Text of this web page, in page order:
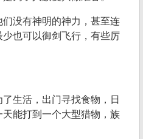
没有神明的神力，甚至连
也可以御剑飞行，有些厉
生活，出门寻找食物，日
能打到一个大型猎物，族